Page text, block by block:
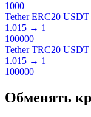
1000
Tether ERC20 USDT
1.015 → 1
100000
Tether TRC20 USDT
1.015 → 1
100000
Обменять